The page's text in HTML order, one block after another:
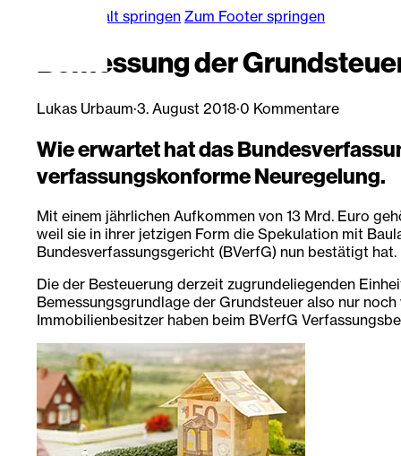
Zum Hauptinhalt springen Zum Footer springen
Bemessung der
Lukas Urbaum·3. August 2018·0 Kommentare
Wie erwartet hat das
verfassungskonforme Neuregelung.
Mit einem jährlichen Aufkommen von 13 Mrd. Euro
weil sie in ihrer jetzigen Form die Spekulation mit
Bundesverfassungsgericht (BVerfG) nun bestätigt hat.
Die der Besteuerung derzeit zugrundeliegenden
Bemessungsgrundlage der Grundsteuer also nur
Immobilienbesitzer haben beim BVerfG